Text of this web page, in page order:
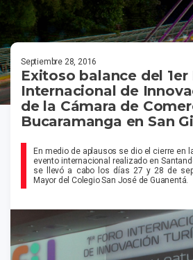
Septiembre 28, 2016
Exitoso balance del 1er
Internacional de
de la Cámara de
Bucaramanga en San
En medio de aplausos se dio el cierre en
evento internacional realizado en
se llevó a cabo los días 27 y 28 de
Mayor del Colegio San José de Guanentá.